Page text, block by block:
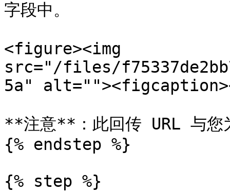
字段中。
<figure><img
src="/files/
5a"
**注意**：此回传 URL 与
{% endstep %}
{% step %}